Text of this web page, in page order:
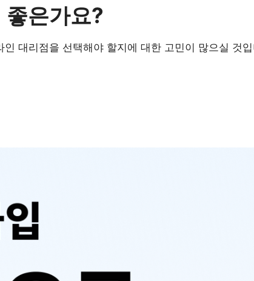
좋은가요?
대리점을 선택해야 할지에 대한 고민이 많으실 것